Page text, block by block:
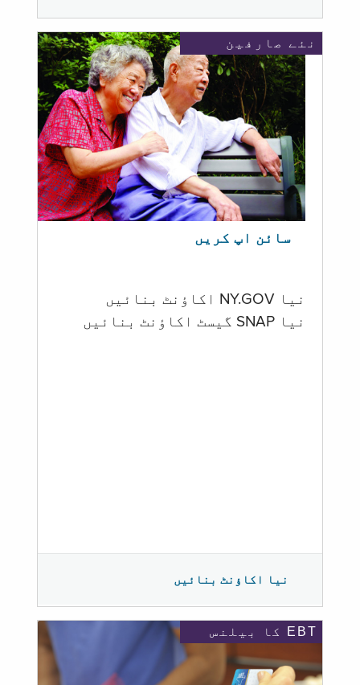
نئے صارفین
سائن اپ کریں
نیا NY.GOV اکاؤنٹ بنائیں
نیا SNAP گیسٹ اکاؤنٹ بنائیں
نیا اکاؤنٹ بنائیں
EBT کا بیلنس